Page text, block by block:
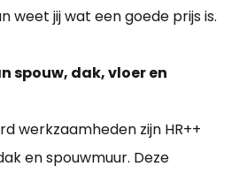
weet jij wat een goede prijs is.
spouw, dak, vloer en
werkzaamheden zijn HR++
en spouwmuur. Deze